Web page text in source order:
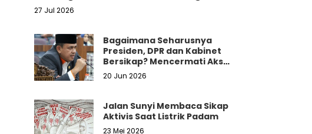
27 Jul 2026
Bagaimana Seharusnya
Presiden, DPR dan Kabinet
Bersikap? Mencermati Aksi
Damai Mahasiswa dan
Masyarakat
20 Jun 2026
Jalan Sunyi Membaca Sikap
Aktivis Saat Listrik Padam
23 Mei 2026